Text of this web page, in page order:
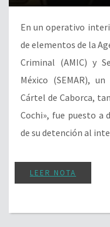
En un operativo
de elementos de la
Criminal (AMIC) y
México (SEMAR),
Cártel de Caborca,
Cochi», fue puesto a
de su detención al
LEER NOTA